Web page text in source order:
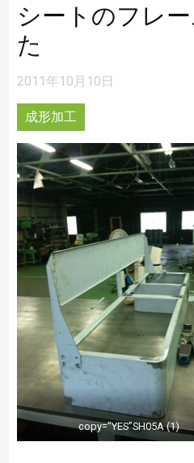
シートのフレ
た
2011年10月10日
成形加工
copy=”YES”SH05A (1)